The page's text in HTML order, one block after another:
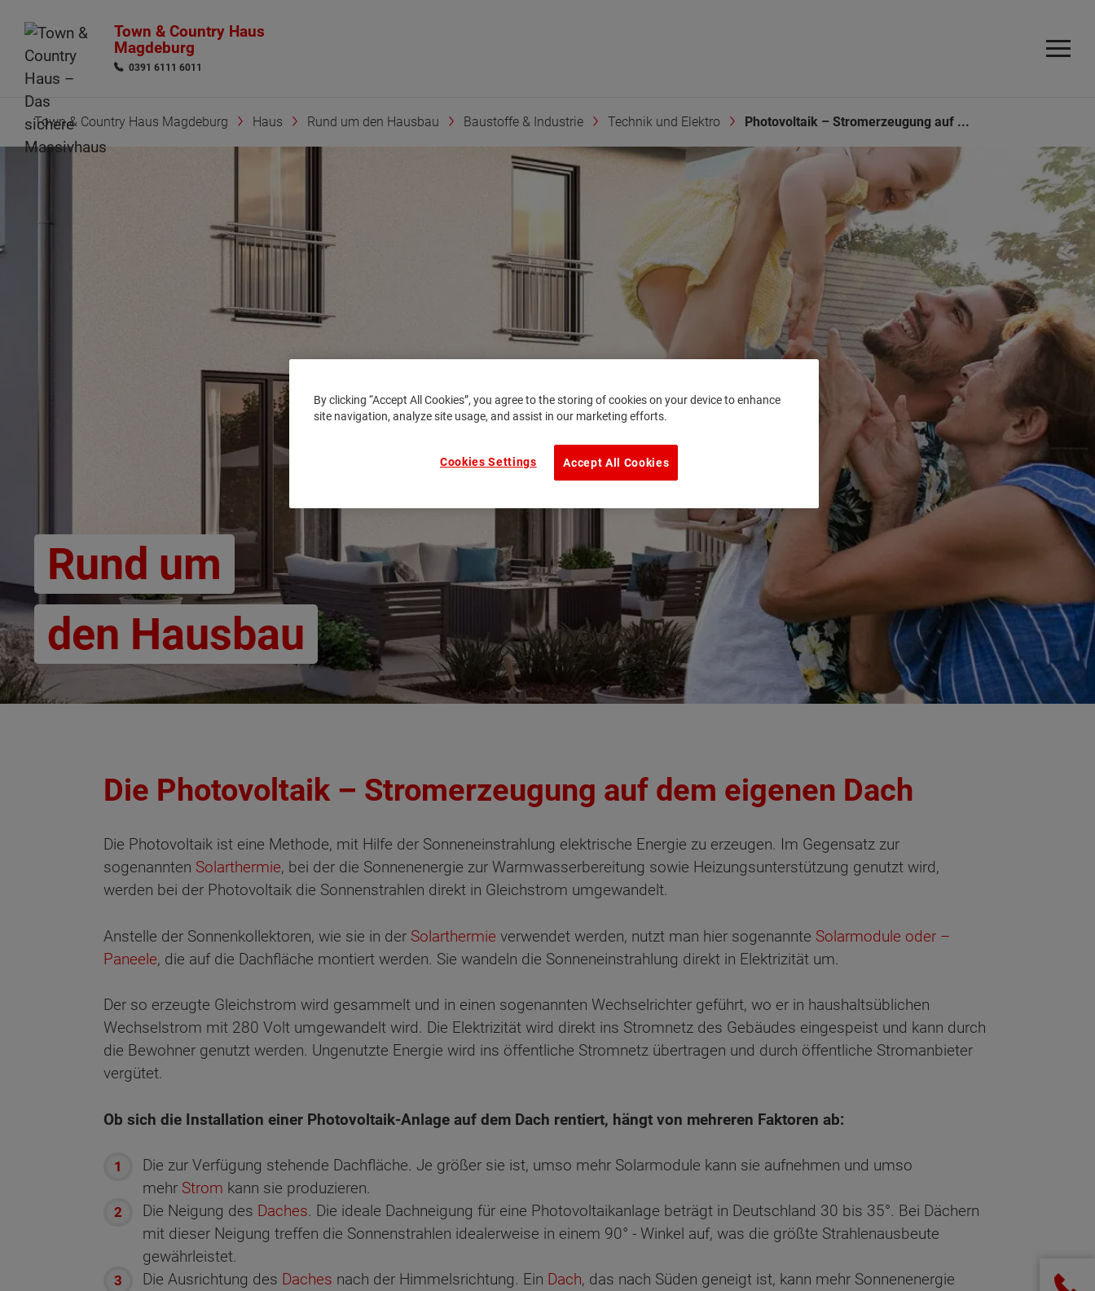
Town & Country Haus
Magdeburg
0391 6111 6011
Town & Country Haus Magdeburg Haus Rund um den Hausbau Baustoffe & Industrie Technik und Elektro Photovoltaik – Stromerzeugung auf ...
Rund um
den Hausbau
Die Photovoltaik – Stromerzeugung auf dem eigenen Dach
Die Photovoltaik ist eine Methode, mit Hilfe der Sonneneinstrahlung elektrische Energie zu erzeugen. Im Gegensatz zur
sogenannten Solarthermie, bei der die Sonnenenergie zur Warmwasserbereitung sowie Heizungsunterstützung genutzt wird,
werden bei der Photovoltaik die Sonnenstrahlen direkt in Gleichstrom umgewandelt.
Anstelle der Sonnenkollektoren, wie sie in der Solarthermie verwendet werden, nutzt man hier sogenannte Solarmodule oder –
Paneele, die auf die Dachfläche montiert werden. Sie wandeln die Sonneneinstrahlung direkt in Elektrizität um.
Der so erzeugte Gleichstrom wird gesammelt und in einen sogenannten Wechselrichter geführt, wo er in haushaltsüblichen
Wechselstrom mit 280 Volt umgewandelt wird. Die Elektrizität wird direkt ins Stromnetz des Gebäudes eingespeist und kann durch
die Bewohner genutzt werden. Ungenutzte Energie wird ins öffentliche Stromnetz übertragen und durch öffentliche Stromanbieter
vergütet.
Ob sich die Installation einer Photovoltaik-Anlage auf dem Dach rentiert, hängt von mehreren Faktoren ab:
Die zur Verfügung stehende Dachfläche. Je größer sie ist, umso mehr Solarmodule kann sie aufnehmen und umso
mehr Strom kann sie produzieren.
Die Neigung des Daches. Die ideale Dachneigung für eine Photovoltaikanlage beträgt in Deutschland 30 bis 35°. Bei Dächern
mit dieser Neigung treffen die Sonnenstrahlen idealerweise in einem 90° - Winkel auf, was die größte Strahlenausbeute
gewährleistet.
Die Ausrichtung des Daches nach der Himmelsrichtung. Ein Dach, das nach Süden geneigt ist, kann mehr Sonnenenergie
By clicking “Accept All Cookies”, you agree to the storing of cookies on your device to enhance
site navigation, analyze site usage, and assist in our marketing efforts.
Accept All Cookies
Cookies Settings